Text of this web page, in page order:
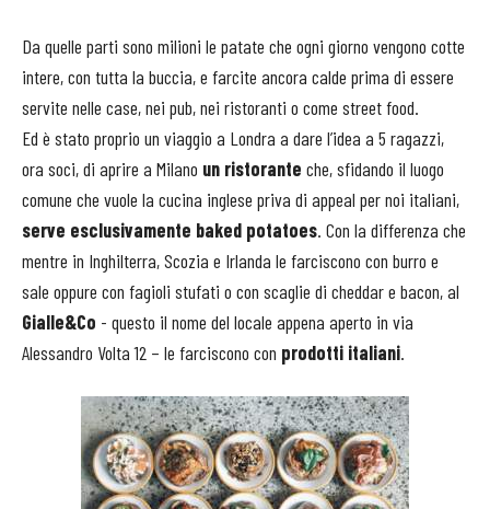
Da quelle parti sono milioni le patate che ogni giorno vengono cotte
intere, con tutta la buccia, e farcite ancora calde prima di essere
servite nelle case, nei pub, nei ristoranti o come street food.
Ed è stato proprio un viaggio a Londra a dare l’idea a 5 ragazzi,
ora soci, di aprire a Milano un ristorante che, sfidando il luogo
comune che vuole la cucina inglese priva di appeal per noi italiani,
serve esclusivamente baked potatoes. Con la differenza che
mentre in Inghilterra, Scozia e Irlanda le farciscono con burro e
sale oppure con fagioli stufati o con scaglie di cheddar e bacon, al
Gialle&Co - questo il nome del locale appena aperto in via
Alessandro Volta 12 – le farciscono con prodotti italiani.